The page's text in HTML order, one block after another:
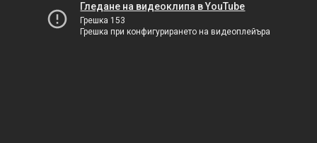
Гледане на видеоклипа в YouTube
Грешка 153
Грешка при конфигурирането на видеоплейъра